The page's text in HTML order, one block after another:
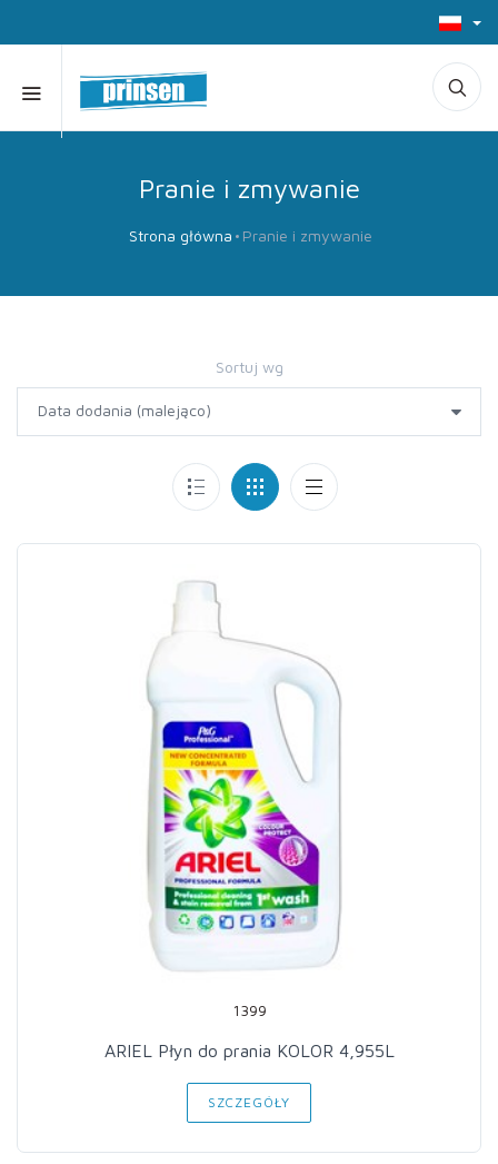
Pranie i zmywanie
Strona główna Pranie i zmywanie
Sortuj wg
1399
ARIEL Płyn do prania KOLOR 4,955L
SZCZEGÓŁY